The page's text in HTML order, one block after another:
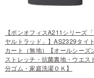
【ボンオフィスA211シリーズ
ヤルトラッド」】AS2329タイ
カート（無地）【オールシーズ
ストレッチ・抗菌裏地・ウエス
分ゴム・家庭洗濯ＯＫ】